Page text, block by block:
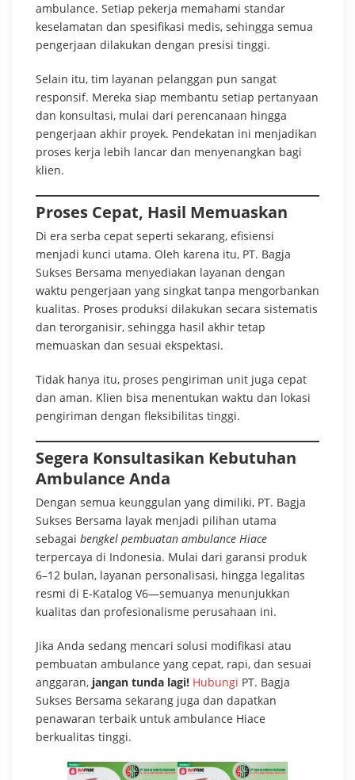
ambulance. Setiap pekerja memahami standar
keselamatan dan spesifikasi medis, sehingga semua
pengerjaan dilakukan dengan presisi tinggi.
Selain itu, tim layanan pelanggan pun sangat
responsif. Mereka siap membantu setiap pertanyaan
dan konsultasi, mulai dari perencanaan hingga
pengerjaan akhir proyek. Pendekatan ini menjadikan
proses kerja lebih lancar dan menyenangkan bagi
klien.
Proses Cepat, Hasil Memuaskan
Di era serba cepat seperti sekarang, efisiensi
menjadi kunci utama. Oleh karena itu, PT. Bagja
Sukses Bersama menyediakan layanan dengan
waktu pengerjaan yang singkat tanpa mengorbankan
kualitas. Proses produksi dilakukan secara sistematis
dan terorganisir, sehingga hasil akhir tetap
memuaskan dan sesuai ekspektasi.
Tidak hanya itu, proses pengiriman unit juga cepat
dan aman. Klien bisa menentukan waktu dan lokasi
pengiriman dengan fleksibilitas tinggi.
Segera Konsultasikan Kebutuhan
Ambulance Anda
Dengan semua keunggulan yang dimiliki, PT. Bagja
Sukses Bersama layak menjadi pilihan utama
sebagai bengkel pembuatan ambulance Hiace
terpercaya di Indonesia. Mulai dari garansi produk
6–12 bulan, layanan personalisasi, hingga legalitas
resmi di E-Katalog V6—semuanya menunjukkan
kualitas dan profesionalisme perusahaan ini.
Jika Anda sedang mencari solusi modifikasi atau
pembuatan ambulance yang cepat, rapi, dan sesuai
anggaran, jangan tunda lagi! Hubungi PT. Bagja
Sukses Bersama sekarang juga dan dapatkan
penawaran terbaik untuk ambulance Hiace
berkualitas tinggi.